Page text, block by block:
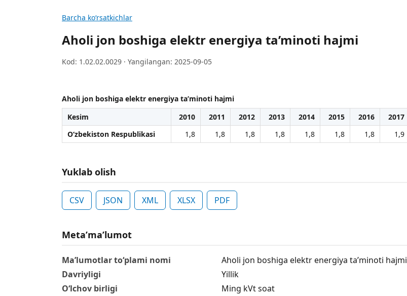
Barcha koʻrsatkichlar
Aholi jon boshiga elektr energiya ta’minoti hajmi
Kod: 1.02.02.0029 · Yangilangan: 2025-09-05
Aholi jon boshiga elektr energiya ta’minoti hajmi
Kesim
2010 2011 2012 2013 2014 2015 2016 2017
O‘zbekiston Respublikasi
1,8 1,8 1,8 1,8 1,8 1,8 1,8 1,9
Yuklab olish
CSV JSON XML XLSX PDF
Metaʼmaʼlumot
Ma’lumotlar to‘plami nomi
Aholi jon boshiga elektr energiya ta’minoti hajmi
Davriyligi
Yillik
O‘lchov birligi
Ming kVt soat